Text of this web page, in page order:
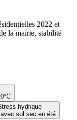
hydrique
sol sec en été
2022 et
la mairie, stabilité